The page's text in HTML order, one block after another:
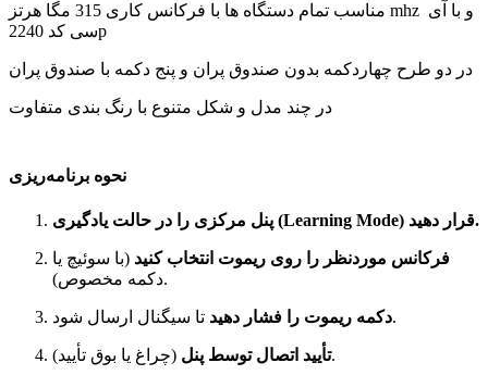
مناسب تمام دستگاه ها با فرکانس کاری 315 مگا هرتز mhz و با آی
سی کد 2240p
در دو طرح چهاردکمه بدون صندوق پران و پنج دکمه با صندوق پران
در چند مدل و شکل متنوع با رنگ بندی متفاوت
پنل مرکزی را در حالت یادگیری (Learning Mode) قرار دهید.
فرکانس موردنظر را روی ریموت انتخاب کنید (با سوئیچ یا
دکمه مخصوص).
دکمه ریموت را فشار دهیدتا سیگنال ارسال شود.
تأیید اتصال توسط پنل(چراغ یا بوق تأیید).